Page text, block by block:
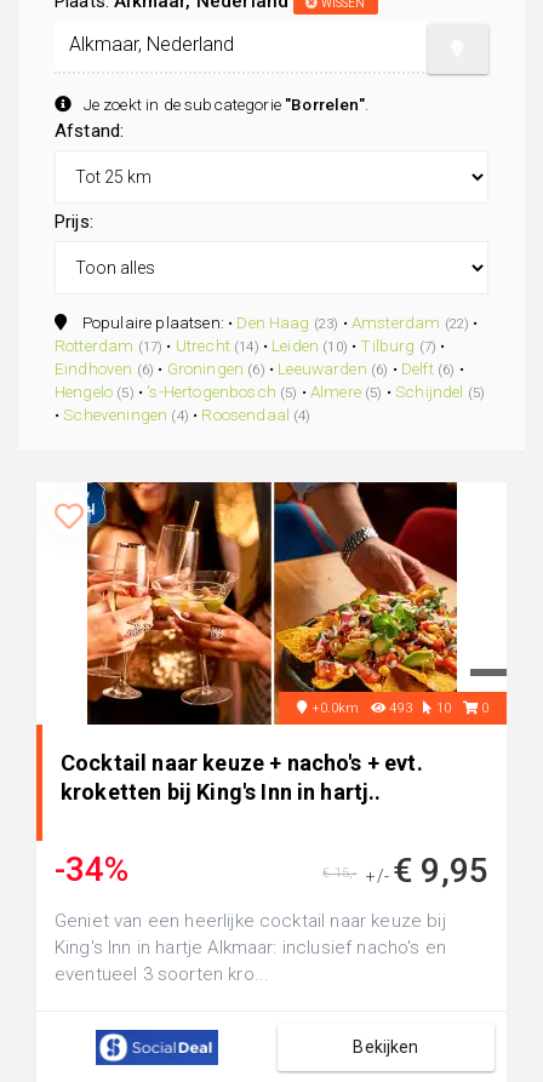
Je zoekt in de subcategorie "Borrelen".
Afstand:
Prijs:
Populaire plaatsen: • Den Haag (23) • Amsterdam (22) •
Rotterdam (17) • Utrecht (14) • Leiden (10) • Tilburg (7) •
Eindhoven (6) • Groningen (6) • Leeuwarden (6) • Delft (6) •
Hengelo (5) • 's-Hertogenbosch (5) • Almere (5) •Schijndel (5)
•Scheveningen (4) • Roosendaal (4)
+0.0km 493 10 0
Cocktail naar keuze + nacho's + evt.
kroketten bij King's Inn in hartj..
-34% +/- € 9,95
€ 15,-
Geniet van een heerlijke cocktail naar keuze bij
King's Inn in hartje Alkmaar: inclusief nacho's en
eventueel 3 soorten kro...
Bekijken